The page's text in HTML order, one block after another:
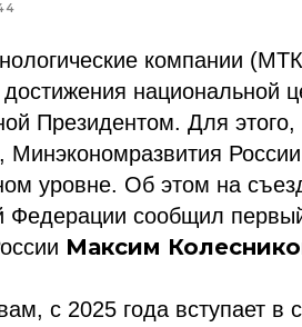
компании
национальной
Президентом. Для
Минэкономразвития
уровне. Об этом на
Федерации сообщил
Максим
с 2025 года вступает в